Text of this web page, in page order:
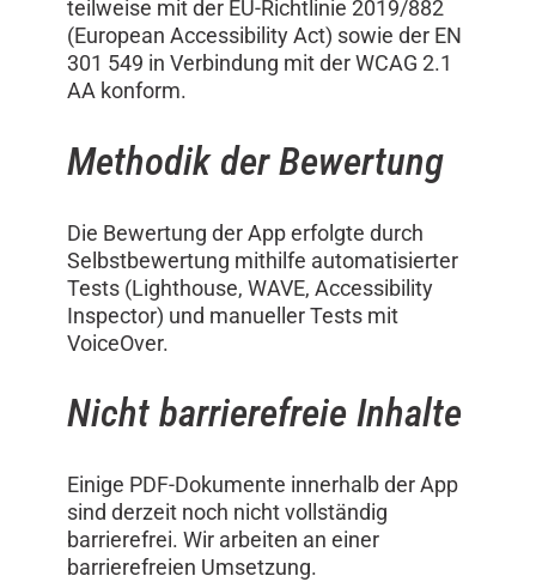
teilweise mit der EU-Richtlinie 2019/882
(European Accessibility Act) sowie der EN
301 549 in Verbindung mit der WCAG 2.1
AA konform.
Methodik der Bewertung
Die Bewertung der App erfolgte durch
Selbstbewertung mithilfe automatisierter
Tests (Lighthouse, WAVE, Accessibility
Inspector) und manueller Tests mit
VoiceOver.
Nicht barrierefreie Inhalte
Einige PDF-Dokumente innerhalb der App
sind derzeit noch nicht vollständig
barrierefrei. Wir arbeiten an einer
barrierefreien Umsetzung.